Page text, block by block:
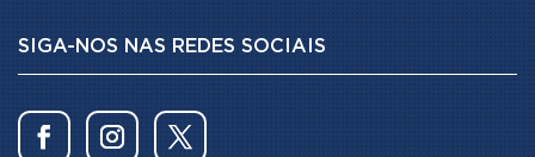
SIGA-NOS NAS REDES SOCIAIS